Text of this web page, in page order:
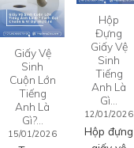
Giấy Vệ
Sinh
Cuộn Lớn
Tiếng
Anh Là
Gì?…
15/01/2026
Hộp
Đựng
Giấy Vệ
Sinh
Tiếng
Anh Là
Gì…
12/01/2026
Hộp đựng